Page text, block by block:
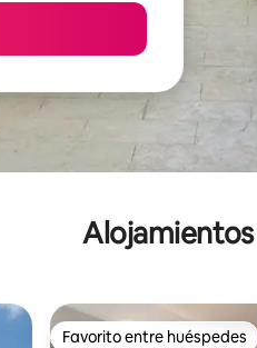
Alojamientos
Favorito entre huéspedes